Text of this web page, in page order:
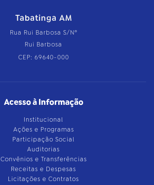
Tabatinga AM
Rua Rui Barbosa S/Nº
Rui Barbosa
CEP: 69640-000
Acesso à Informação
Institucional
Ações e Programas
Participação Social
Auditorias
Convênios e Transferências
Receitas e Despesas
Licitações e Contratos